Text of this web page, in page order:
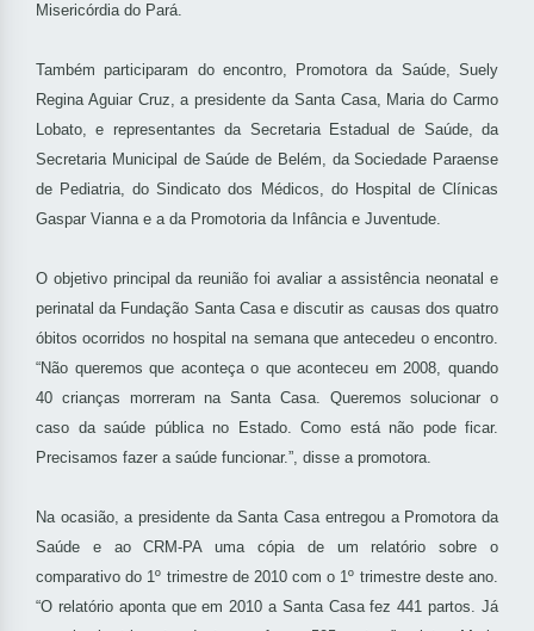
Misericórdia do Pará.
Também participaram do encontro, Promotora da Saúde, Suely
Regina Aguiar Cruz, a presidente da Santa Casa, Maria do Carmo
Lobato, e representantes da Secretaria Estadual de Saúde, da
Secretaria Municipal de Saúde de Belém, da Sociedade Paraense
de Pediatria, do Sindicato dos Médicos, do Hospital de Clínicas
Gaspar Vianna e a da Promotoria da Infância e Juventude.
O objetivo principal da reunião foi avaliar a assistência neonatal e
perinatal da Fundação Santa Casa e discutir as causas dos quatro
óbitos ocorridos no hospital na semana que antecedeu o encontro.
“Não queremos que aconteça o que aconteceu em 2008, quando
40 crianças morreram na Santa Casa. Queremos solucionar o
caso da saúde pública no Estado. Como está não pode ficar.
Precisamos fazer a saúde funcionar.”, disse a promotora.
Na ocasião, a presidente da Santa Casa entregou a Promotora da
Saúde e ao CRM-PA uma cópia de um relatório sobre o
comparativo do 1º trimestre de 2010 com o 1º trimestre deste ano.
“O relatório aponta que em 2010 a Santa Casa fez 441 partos. Já